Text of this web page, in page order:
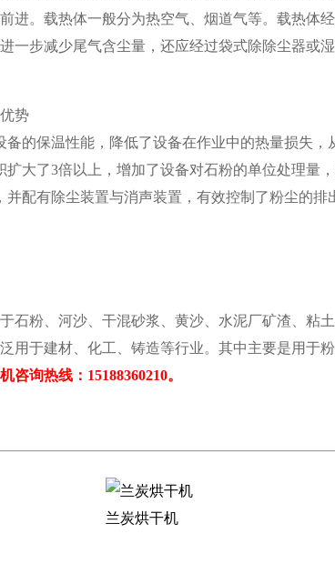
进。载热体一般分为热空气、烟道气等。载热体
一步减少尾气含尘量，还应经过袋式除除尘器或湿
势
备的保温性能，降低了设备在作业中的热量损失，
扩大了3倍以上，增加了设备对石粉的单位处理量
并配有除尘装置与消声装置，有效控制了粉尘的
石粉、河沙、干混砂浆、黄沙、水泥厂矿渣、粘
用于建材、化工、铸造等行业。其中主要是用于
咨询热线：15188360210。
兰炭烘干机